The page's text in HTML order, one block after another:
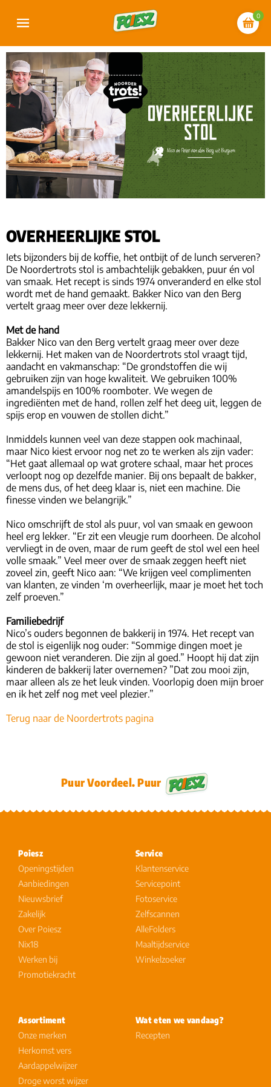
0
OVERHEERLIJKE STOL
Iets bijzonders bij de koffie, het ontbijt of de lunch serveren?
De Noordertrots stol is ambachtelijk gebakken, puur én vol
van smaak. Het recept is sinds 1974 onveranderd en elke stol
wordt met de hand gemaakt. Bakker Nico van den Berg
vertelt graag meer over deze lekkernij.
Met de hand
Bakker Nico van den Berg vertelt graag meer over deze
lekkernij. Het maken van de Noordertrots stol vraagt tijd,
aandacht en vakmanschap: “De grondstoffen die wij
gebruiken zijn van hoge kwaliteit. We gebruiken 100%
amandelspijs en 100% roomboter. We wegen de
ingrediënten met de hand, rollen zelf het deeg uit, leggen de
spijs erop en vouwen de stollen dicht.”
Inmiddels kunnen veel van deze stappen ook machinaal,
maar Nico kiest ervoor nog net zo te werken als zijn vader:
“Het gaat allemaal op wat grotere schaal, maar het proces
verloopt nog op dezelfde manier. Bij ons bepaalt de bakker,
de mens dus, of het deeg klaar is, niet een machine. Die
finesse vinden we belangrijk.”
Nico omschrijft de stol als puur, vol van smaak en gewoon
heel erg lekker. “Er zit een vleugje rum doorheen. De alcohol
vervliegt in de oven, maar de rum geeft de stol wel een heel
volle smaak.” Veel meer over de smaak zeggen heeft niet
zoveel zin, geeft Nico aan: “We krijgen veel complimenten
van klanten, ze vinden ‘m overheerlijk, maar je moet het toch
zelf proeven.”
Familiebedrijf
Nico’s ouders begonnen de bakkerij in 1974. Het recept van
de stol is eigenlijk nog ouder: “Sommige dingen moet je
gewoon niet veranderen. Die zijn al goed.” Hoopt hij dat zijn
kinderen de bakkerij later overnemen? ”Dat zou mooi zijn,
maar alleen als ze het leuk vinden. Voorlopig doen mijn broer
en ik het zelf nog met veel plezier.”
Terug naar de Noordertrots pagina
Puur Voordeel. Puur
Poiesz
Openingstijden
Aanbiedingen
Nieuwsbrief
Zakelijk
Over Poiesz
Nix18
Werken bij
Promotiekracht
Service
Klantenservice
Servicepoint
Fotoservice
Zelfscannen
AlleFolders
Maaltijdservice
Winkelzoeker
Assortiment
Onze merken
Herkomst vers
Aardappelwijzer
Droge worst wijzer
Wat eten we vandaag?
Recepten